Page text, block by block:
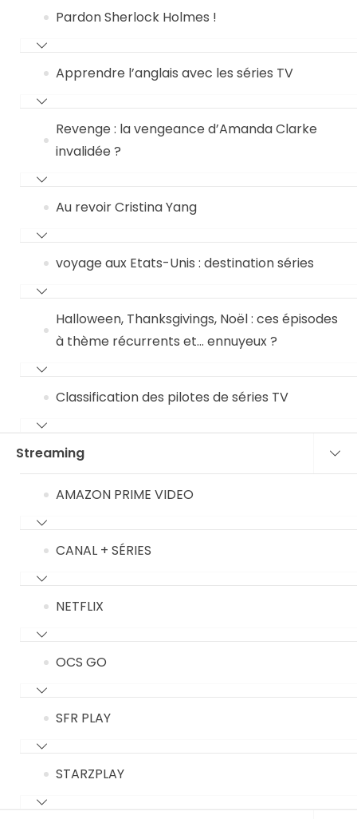
Pardon Sherlock Holmes !
Apprendre l’anglais avec les séries TV
Revenge : la vengeance d’Amanda Clarke
invalidée ?
Au revoir Cristina Yang
voyage aux Etats-Unis : destination séries
Halloween, Thanksgivings, Noël : ces épisodes
à thème récurrents et… ennuyeux ?
Classification des pilotes de séries TV
Streaming
AMAZON PRIME VIDEO
CANAL + SÉRIES
NETFLIX
OCS GO
SFR PLAY
STARZPLAY